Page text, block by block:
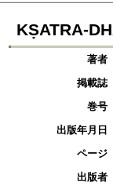
KṢATRA-
著者
掲載誌
巻号
出版年月日
ページ
出版者